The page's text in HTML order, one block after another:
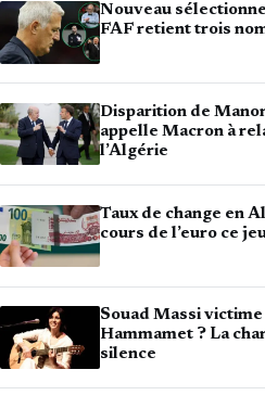
Nouveau
FAF retient trois
Disparition de
appelle Macron à
l’Algérie
Taux de change en
cours de l’euro ce
Souad Massi victime
Hammamet ? La
silence